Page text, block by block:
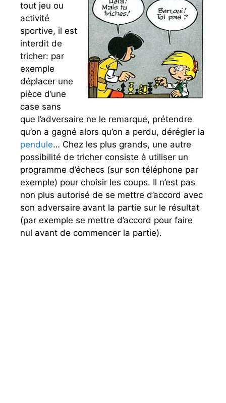
tout jeu ou
activité
sportive, il est
interdit de
tricher: par
exemple
déplacer une
pièce d’une
case sans
que l’adversaire ne le remarque, prétendre
qu’on a gagné alors qu’on a perdu, dérégler la
pendule… Chez les plus grands, une autre
possibilité de tricher consiste à utiliser un
programme d’échecs (sur son téléphone par
exemple) pour choisir les coups. Il n’est pas
non plus autorisé de se mettre d’accord avec
son adversaire avant la partie sur le résultat
(par exemple se mettre d’accord pour faire
nul avant de commencer la partie).